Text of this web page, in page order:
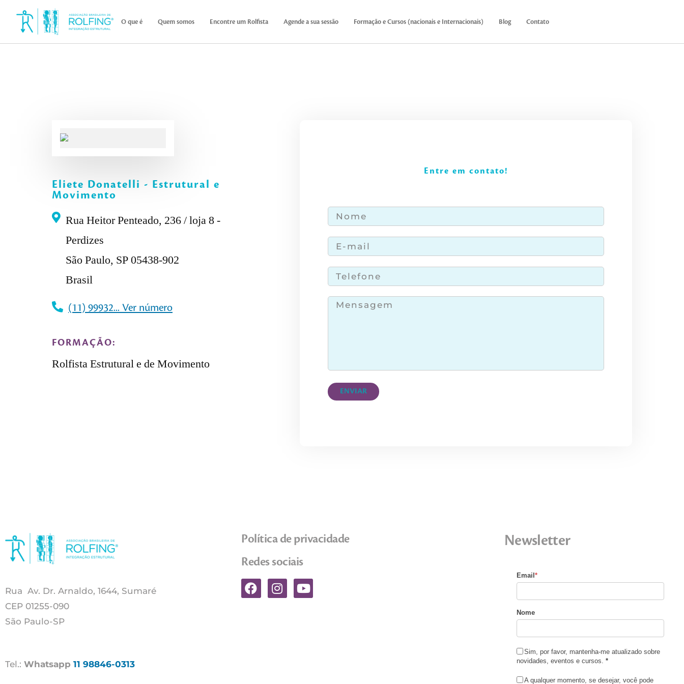
O que é Quem somos Encontre um Rolfista Agende a sua sessão Formação e Cursos (nacionais e Internacionais) Blog Contato
Eliete Donatelli - Estrutural e
Movimento
Rua Heitor Penteado, 236 / loja 8 -
Perdizes
São Paulo, SP 05438-902
Brasil
(11) 99932... Ver número
FORMAÇÃO:
Rolfista Estrutural e de Movimento
Entre em contato!
ENVIAR
Rua Av. Dr. Arnaldo, 1644, Sumaré
CEP 01255-090
São Paulo-SP
Tel.: Whatsapp 11 98846-0313
Política de privacidade
Redes sociais
Newsletter
Email *
Nome
Sim, por favor, mantenha-me atualizado sobre
novidades, eventos e cursos. *
A qualquer momento, se desejar, você pode